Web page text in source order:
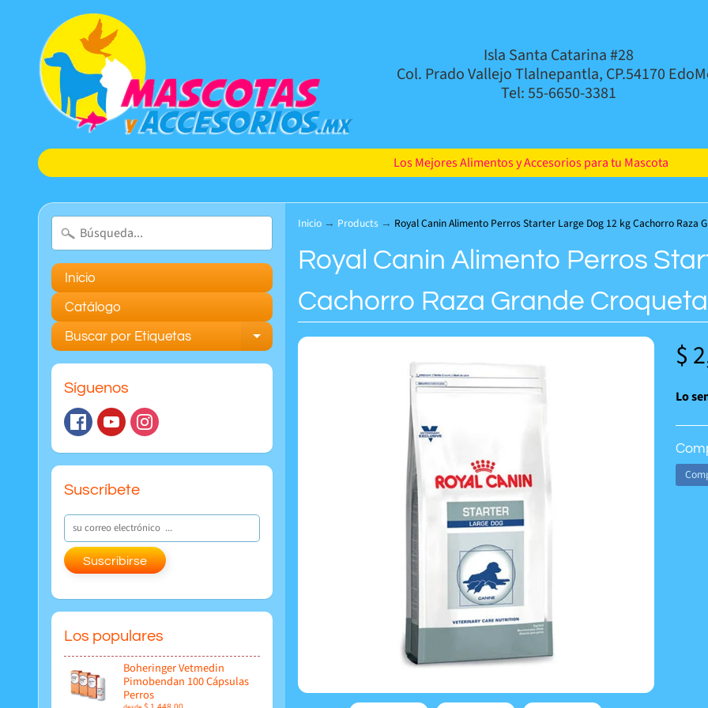
Isla Santa Catarina #28
Col. Prado Vallejo Tlalnepantla, CP.54170
Tel: 55-6650-3381
Los Mejores Alimentos y Accesorios para tu Mascota
Inicio
Catálogo
Buscar por Etiquetas Expand child menu
Síguenos
Suscríbete
Suscribirse
Los populares
Boheringer Vetmedin
Pimobendan 100 Cápsulas
Perros
Inicio → Products → Royal Canin Alimento Perros Starter Large Dog 12 kg Cachorro Raza
Royal Canin Alimento Perros
Cachorro Raza Grande Croqueta
$
Lo